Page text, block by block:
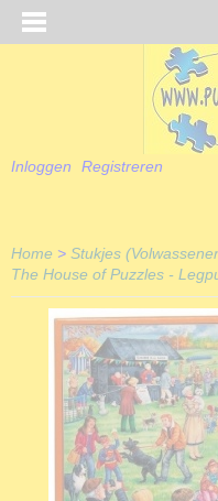
Inloggen Registreren
Home > Stukjes
The House of Puzzles -